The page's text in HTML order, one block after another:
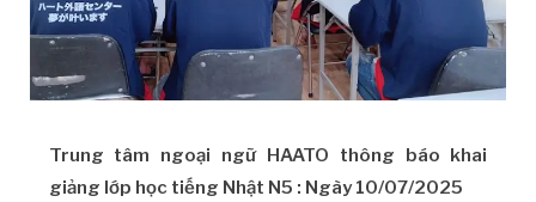
Trung tâm ngoại ngữ HAATO thông báo khai
giảng lớp học tiếng Nhật N5 : Ngày 10/07/2025